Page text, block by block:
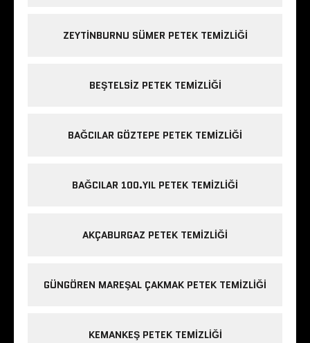
ZEYTINBURNU SÜMER PETEK TEMIZLIĞI
BEŞTELSIZ PETEK TEMIZLIĞI
BAĞCILAR GÖZTEPE PETEK TEMIZLIĞI
BAĞCILAR 100.YIL PETEK TEMIZLIĞI
AKÇABURGAZ PETEK TEMIZLIĞI
GÜNGÖREN MAREŞAL ÇAKMAK PETEK TEMIZLIĞI
KEMANKEŞ PETEK TEMIZLIĞI